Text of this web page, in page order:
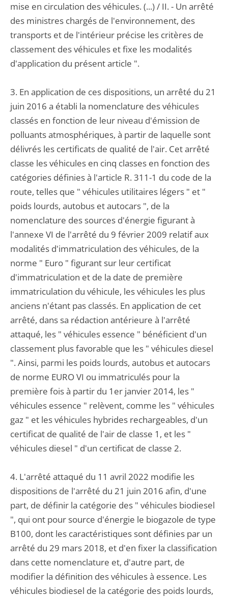
mise en circulation des véhicules. (...) / II. - Un arrêté
des ministres chargés de l'environnement, des
transports et de l'intérieur précise les critères de
classement des véhicules et fixe les modalités
d'application du présent article ".
3. En application de ces dispositions, un arrêté du 21
juin 2016 a établi la nomenclature des véhicules
classés en fonction de leur niveau d'émission de
polluants atmosphériques, à partir de laquelle sont
délivrés les certificats de qualité de l'air. Cet arrêté
classe les véhicules en cinq classes en fonction des
catégories définies à l'article R. 311-1 du code de la
route, telles que " véhicules utilitaires légers " et "
poids lourds, autobus et autocars ", de la
nomenclature des sources d'énergie figurant à
l'annexe VI de l'arrêté du 9 février 2009 relatif aux
modalités d'immatriculation des véhicules, de la
norme " Euro " figurant sur leur certificat
d'immatriculation et de la date de première
immatriculation du véhicule, les véhicules les plus
anciens n'étant pas classés. En application de cet
arrêté, dans sa rédaction antérieure à l'arrêté
attaqué, les " véhicules essence " bénéficient d'un
classement plus favorable que les " véhicules diesel
". Ainsi, parmi les poids lourds, autobus et autocars
de norme EURO VI ou immatriculés pour la
première fois à partir du 1er janvier 2014, les "
véhicules essence " relèvent, comme les " véhicules
gaz " et les véhicules hybrides rechargeables, d'un
certificat de qualité de l'air de classe 1, et les "
véhicules diesel " d'un certificat de classe 2.
4. L'arrêté attaqué du 11 avril 2022 modifie les
dispositions de l'arrêté du 21 juin 2016 afin, d'une
part, de définir la catégorie des " véhicules biodiesel
", qui ont pour source d'énergie le biogazole de type
B100, dont les caractéristiques sont définies par un
arrêté du 29 mars 2018, et d'en fixer la classification
dans cette nomenclature et, d'autre part, de
modifier la définition des véhicules à essence. Les
véhicules biodiesel de la catégorie des poids lourds,